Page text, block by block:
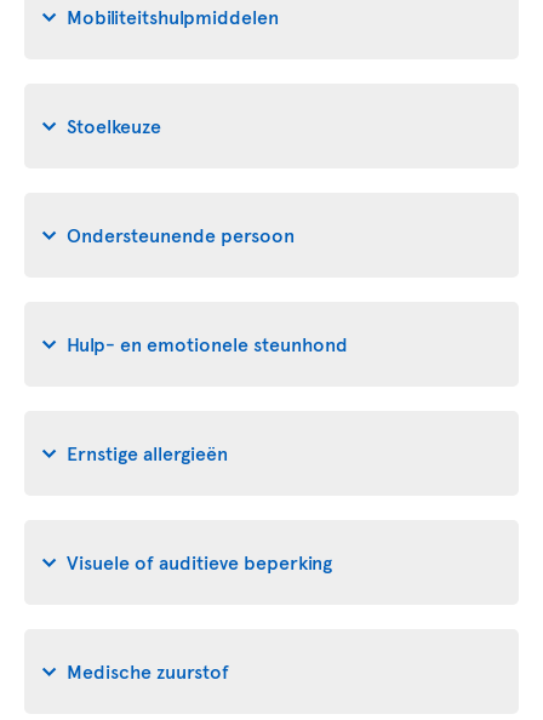
Mobiliteitshulpmiddelen
Stoelkeuze
Ondersteunende persoon
Hulp- en emotionele steunhond
Ernstige allergieën
Visuele of auditieve beperking
Medische zuurstof